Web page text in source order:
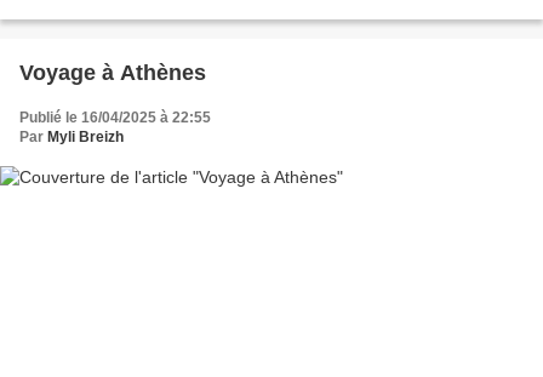
Voyage à Athènes
Publié le 16/04/2025 à 22:55
Par Myli Breizh